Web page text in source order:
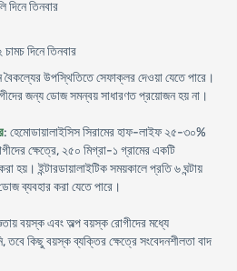
দিনে তিনবার
দিনে তিনবার
বৈকল্যের উপস্থিতিতে সেফাক্লর দেওয়া যেতে পারে।
জন্য ডোজ সমন্বয় সাধারণত প্রয়োজন হয় না।
: হেমোডায়ালাইসিস সিরামের হাফ-লাইফ ২৫-৩০%
ক্ষেত্রে, ২৫০ মিগ্রা-১ গ্রামের একটি
হয়। ইন্টারডায়ালাইটিক সময়কালে প্রতি ৬ ঘন্টায়
ব্যবহার করা যেতে পারে।
বয়স্ক এবং অল্প বয়স্ক রোগীদের মধ্যে
তবে কিছু বয়স্ক ব্যক্তির ক্ষেত্রে সংবেদনশীলতা বাদ